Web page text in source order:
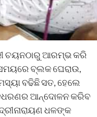
ଚୟନଠାରୁ ଆରମ୍ଭ କରି
ବ୍ଲକ ଘେରାଉ,
ବଢିଛି ସତ, ହେଲେ
ଆନ୍ଦୋଳନ କରିବ
ଧଳଙ୍କ